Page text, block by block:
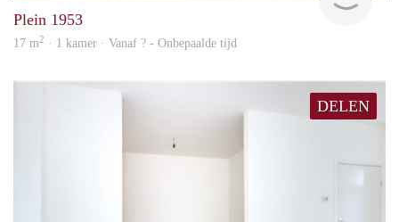
Plein 1953
17 m2 · 1 kamer · Vanaf ? - Onbepaalde tijd
DELEN